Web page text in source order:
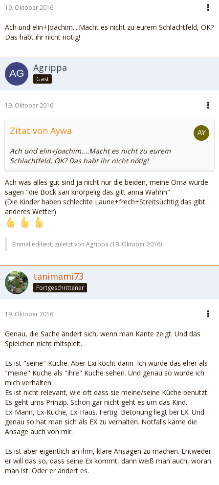
19. Oktober 2016
Ach und elin+Joachim....Macht es nicht zu eurem Schlachtfeld, OK?
Das habt ihr nicht nötig!
Agrippa
Gast
19. Oktober 2016
Zitat von Aywa
Ach und elin+Joachim....Macht es nicht zu eurem
Schlachtfeld, OK? Das habt ihr nicht nötig!
Ach was alles gut sind ja nicht nur die beiden, meine Oma würde
sagen "die Böck sän knörpelig das gitt anna Wähhh"
(Die Kinder haben schlechte Laune+frech+Streitsüchtig das gibt
anderes Wetter)
Einmal editiert, zuletzt von Agrippa (19. Oktober 2016)
tanimami73
Fortgeschrittener
19. Oktober 2016
Genau, die Sache ändert sich, wenn man Kante zeigt. Und das
Spielchen nicht mitspielt.
Es ist "seine" Küche. Aber Exi kocht darin. Ich würde das eher als
"meine" Küche als "ihre" Küche sehen. Und genau so würde ich
mich verhalten.
Es ist nicht relevant, wie oft dass sie meine/seine Küche benutzt.
Es geht ums Prinzip. Schon gar nicht geht es um das Kind.
Ex-Mann, Ex-Küche, Ex-Haus. Fertig. Betonung liegt bei EX. Und
genau so hat man sich als EX zu verhalten. Notfalls käme die
Ansage auch von mir.
Es ist aber eigentlich an ihm, klare Ansagen zu machen. Entweder
er will das so, dass seine Ex kommt, dann weiß man auch, woran
man ist. Oder er ändert es.